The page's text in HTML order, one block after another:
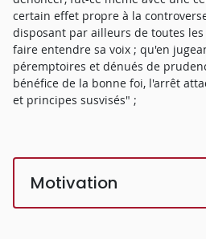
certain effet propre à la
disposant par ailleurs de toutes
faire entendre sa voix ; qu'en
péremptoires et dénués de
bénéfice de la bonne foi, l'arrêt
et principes susvisés" ;
Motivation